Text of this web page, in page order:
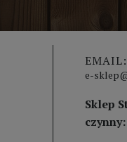
EMAIL:
e-
Sklep
czynny: